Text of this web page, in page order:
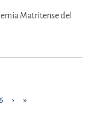
Matritense del
› »